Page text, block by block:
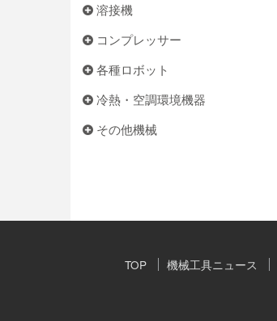
溶接機
コンプレッサー
各種ロボット
冷熱・空調環境機器
その他機械
TOP 機械工具ニュース